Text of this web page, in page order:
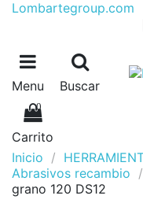
Lombartegroup.com
Menu Buscar
0
Carrito
Inicio
Abrasivos recambio
grano 120 DS12